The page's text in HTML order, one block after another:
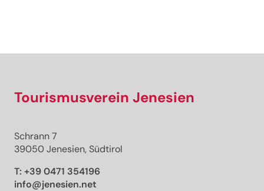
Tourismusverein Jenesien
Schrann 7
39050 Jenesien, Südtirol
T: +39 0471 354196
info@jenesien.net